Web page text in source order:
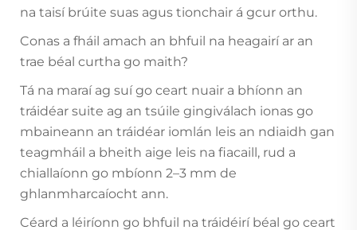
na taisí brúite suas agus tionchair á gcur orthu.
Conas a fháil amach an bhfuil na heagairí ar an
trae béal curtha go maith?
Tá na maraí ag suí go ceart nuair a bhíonn an
tráidéar suite ag an tsúile gingiválach ionas go
mbaineann an tráidéar iomlán leis an ndiaidh gan
teagmháil a bheith aige leis na fiacaill, rud a
chiallaíonn go mbíonn 2–3 mm de
ghlanmharcaíocht ann.
Céard a léiríonn go bhfuil na tráidéirí béal go ceart